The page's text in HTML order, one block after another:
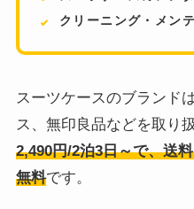
クリーニング・メン
スーツケースのブランド
ス、無印良品などを取り
2,490円/2泊3日～で、送
無料です。